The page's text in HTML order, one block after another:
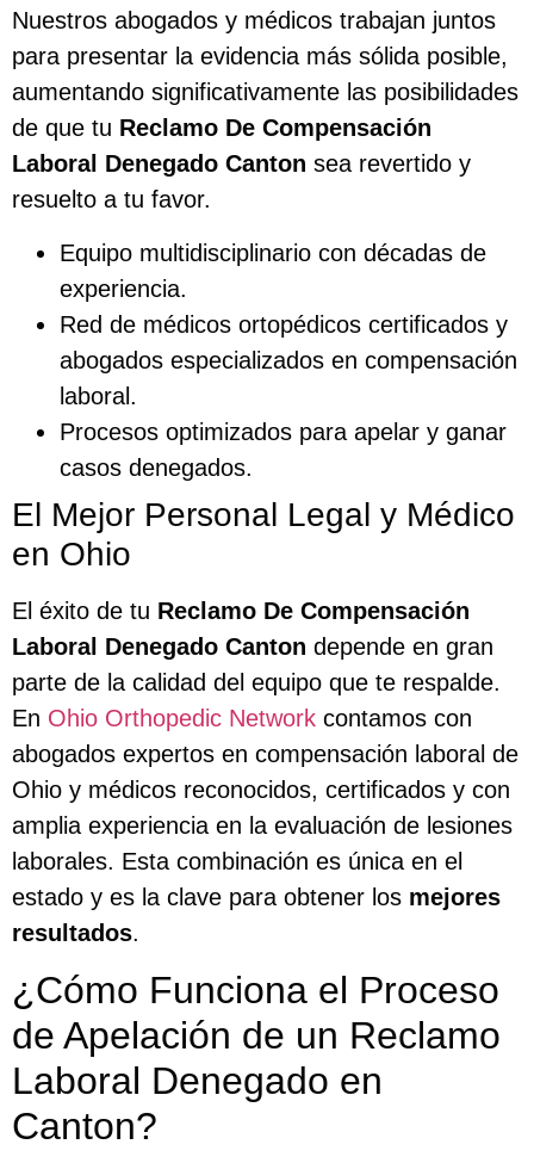
Nuestros abogados y médicos trabajan juntos
para presentar la evidencia más sólida posible,
aumentando significativamente las posibilidades
de que tu Reclamo De Compensación
Laboral Denegado Canton sea revertido y
resuelto a tu favor.
Equipo multidisciplinario con décadas de
experiencia.
Red de médicos ortopédicos certificados y
abogados especializados en compensación
laboral.
Procesos optimizados para apelar y ganar
casos denegados.
El Mejor Personal Legal y Médico
en Ohio
El éxito de tu Reclamo De Compensación
Laboral Denegado Canton depende en gran
parte de la calidad del equipo que te respalde.
En Ohio Orthopedic Network contamos con
abogados expertos en compensación laboral de
Ohio y médicos reconocidos, certificados y con
amplia experiencia en la evaluación de lesiones
laborales. Esta combinación es única en el
estado y es la clave para obtener los mejores
resultados.
¿Cómo Funciona el Proceso
de Apelación de un Reclamo
Laboral Denegado en
Canton?